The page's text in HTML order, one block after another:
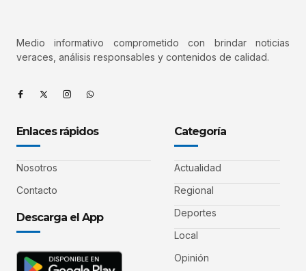
Medio informativo comprometido con brindar noticias
veraces, análisis responsables y contenidos de calidad.
Enlaces rápidos
Nosotros
Contacto
Descarga el App
Categoría
Actualidad
Regional
Deportes
Local
Opinión